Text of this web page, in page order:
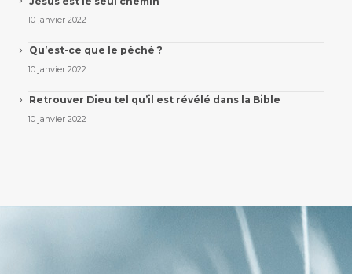
10 janvier 2022
Qu’est-ce que le péché ?
10 janvier 2022
Retrouver Dieu tel qu’il est révélé dans la Bible
10 janvier 2022